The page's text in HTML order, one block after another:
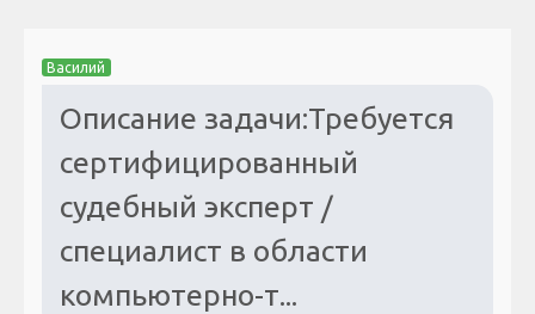
Василий
Описание задачи:Требуется
сертифицированный
судебный эксперт /
специалист в области
компьютерно-т...